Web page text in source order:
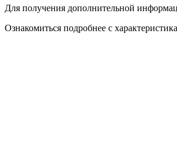
Для получения дополнительной
Ознакомиться подробнее с